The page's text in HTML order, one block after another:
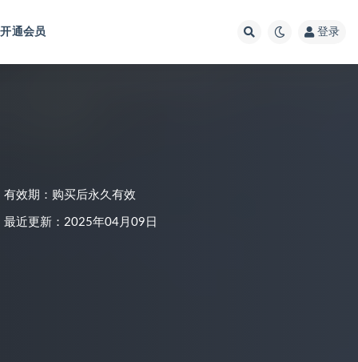
开通会员 登录
有效期：购买后永久有效
最近更新：2025年04月09日